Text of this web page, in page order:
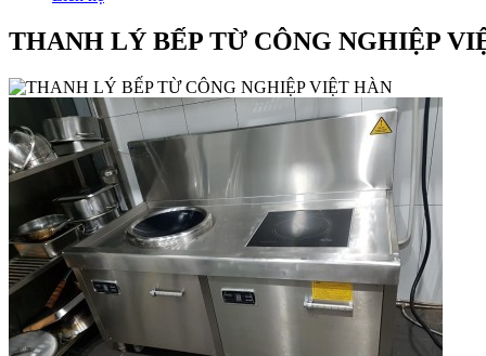
THANH LÝ BẾP TỪ CÔNG NGHIỆP